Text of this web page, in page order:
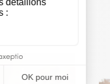
et produits
en
faire
ou très